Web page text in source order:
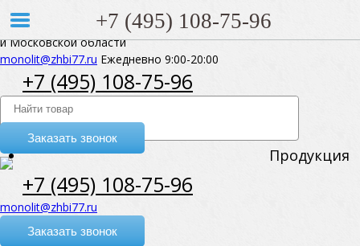
+7 (495) 108-75-96
Продукция
Поставка ЖБИ по Москве
и Московской области
monolit@zhbi77.ru Ежедневно 9:00-20:00
+7 (495) 108-75-96
Заказать звонок
+7 (495) 108-75-96
monolit@zhbi77.ru
Заказать звонок